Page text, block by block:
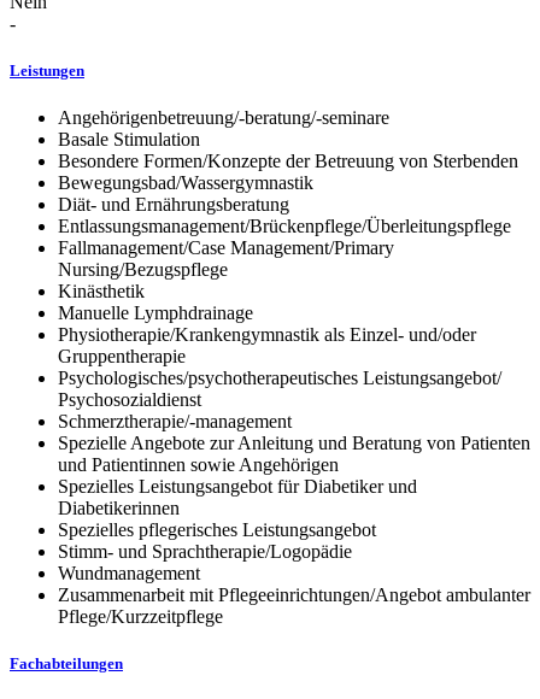
-
Leistungen
Angehörigenbetreuung/-beratung/-seminare
Basale Stimulation
Besondere Formen/Konzepte der Betreuung von Sterbenden
Bewegungsbad/Wassergymnastik
Diät- und Ernährungsberatung
Entlassungsmanagement/Brückenpflege/Überleitungspflege
Fallmanagement/Case Management/Primary
Nursing/Bezugspflege
Kinästhetik
Manuelle Lymphdrainage
Physiotherapie/Krankengymnastik als Einzel- und/oder
Gruppentherapie
Psychologisches/psychotherapeutisches Leistungsangebot/
Psychosozialdienst
Schmerztherapie/-management
Spezielle Angebote zur Anleitung und Beratung von Patienten
und Patientinnen sowie Angehörigen
Spezielles Leistungsangebot für Diabetiker und
Diabetikerinnen
Spezielles pflegerisches Leistungsangebot
Stimm- und Sprachtherapie/Logopädie
Wundmanagement
Zusammenarbeit mit Pflegeeinrichtungen/Angebot ambulanter
Pflege/Kurzzeitpflege
Fachabteilungen